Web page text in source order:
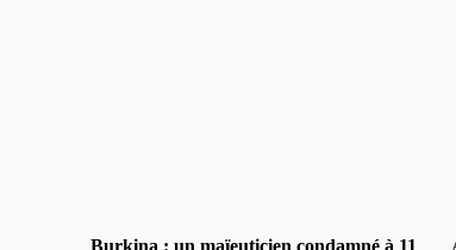
Burkina : un maïeuticien condamné à 11